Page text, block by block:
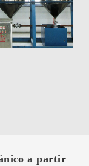
a partir